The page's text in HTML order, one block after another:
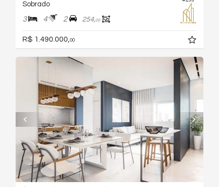
Sobrado
3 4 2 254,00
R$ 1.490.000, 00